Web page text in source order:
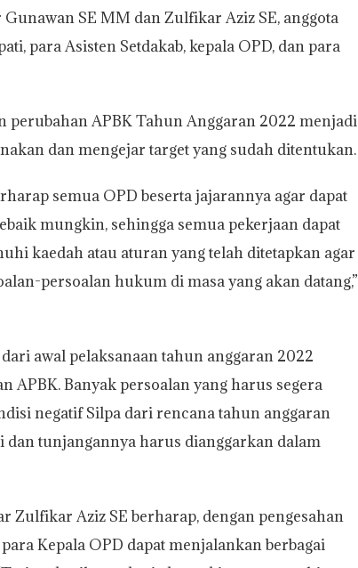
SE MM dan Zulfikar Aziz SE, anggota
para Asisten Setdakab, kepala OPD, dan para
perubahan APBK Tahun Anggaran 2022 menjadi
dan mengejar target yang sudah ditentukan.
semua OPD beserta jajarannya agar dapat
mungkin, sehingga semua pekerjaan dapat
kaedah atau aturan yang telah ditetapkan agar
persoalan hukum di masa yang akan datang,”
awal pelaksanaan tahun anggaran 2022
APBK. Banyak persoalan yang harus segera
negatif Silpa dari rencana tahun anggaran
dan tunjangannya harus dianggarkan dalam
Zulfikar Aziz SE berharap, dengan pengesahan
Kepala OPD dapat menjalankan berbagai